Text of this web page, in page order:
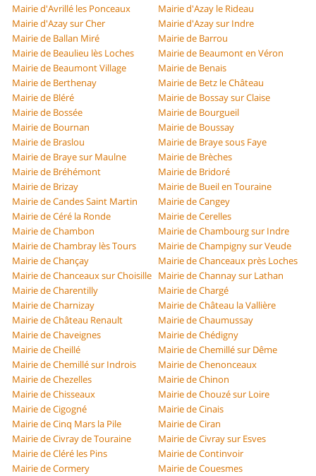
Mairie d'Avrillé les Ponceaux
Mairie d'Azay le Rideau
Mairie d'Azay sur Cher
Mairie d'Azay sur Indre
Mairie de Ballan Miré
Mairie de Barrou
Mairie de Beaulieu lès Loches
Mairie de Beaumont en Véron
Mairie de Beaumont Village
Mairie de Benais
Mairie de Berthenay
Mairie de Betz le Château
Mairie de Bléré
Mairie de Bossay sur Claise
Mairie de Bossée
Mairie de Bourgueil
Mairie de Bournan
Mairie de Boussay
Mairie de Braslou
Mairie de Braye sous Faye
Mairie de Braye sur Maulne
Mairie de Brèches
Mairie de Bréhémont
Mairie de Bridoré
Mairie de Brizay
Mairie de Bueil en Touraine
Mairie de Candes Saint Martin
Mairie de Cangey
Mairie de Céré la Ronde
Mairie de Cerelles
Mairie de Chambon
Mairie de Chambourg sur Indre
Mairie de Chambray lès Tours
Mairie de Champigny sur Veude
Mairie de Chançay
Mairie de Chanceaux près Loches
Mairie de Chanceaux sur Choisille Mairie de Channay sur Lathan
Mairie de Charentilly
Mairie de Chargé
Mairie de Charnizay
Mairie de Château la Vallière
Mairie de Château Renault
Mairie de Chaumussay
Mairie de Chaveignes
Mairie de Chédigny
Mairie de Cheillé
Mairie de Chemillé sur Dême
Mairie de Chemillé sur Indrois
Mairie de Chenonceaux
Mairie de Chezelles
Mairie de Chinon
Mairie de Chisseaux
Mairie de Chouzé sur Loire
Mairie de Cigogné
Mairie de Cinais
Mairie de Cinq Mars la Pile
Mairie de Ciran
Mairie de Civray de Touraine
Mairie de Civray sur Esves
Mairie de Cléré les Pins
Mairie de Continvoir
Mairie de Cormery
Mairie de Couesmes